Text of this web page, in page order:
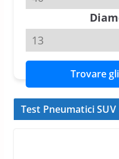
Trovare
Test Pneumatici SUV